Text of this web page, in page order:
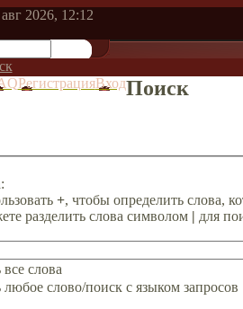
2026, 12:12
РегистрацияВходПоиск
+, чтобы определить слова,
разделить слова символом | для
слова
любое слово/поиск с языком запросов